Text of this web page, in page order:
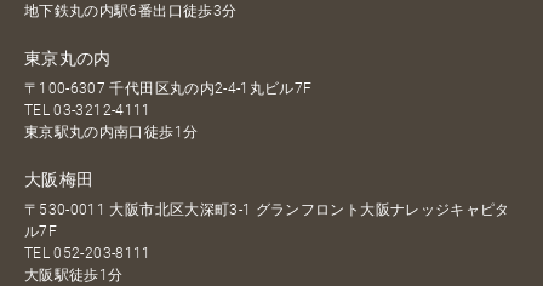
地下鉄丸の内駅6番出口徒歩3分
東京丸の内
〒100-6307 千代田区丸の内2-4-1丸ビル7F
TEL03-3212-4111
東京駅丸の内南口徒歩1分
大阪梅田
〒530-0011 大阪市北区大深町3-1 グランフロント大阪ナレッジキャピタ
ル7F
TEL052-203-8111
大阪駅徒歩1分